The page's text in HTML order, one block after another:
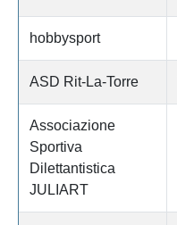
hobbysport
ASD Rit-La-Torre
Associazione
Sportiva
Dilettantistica
JULIART